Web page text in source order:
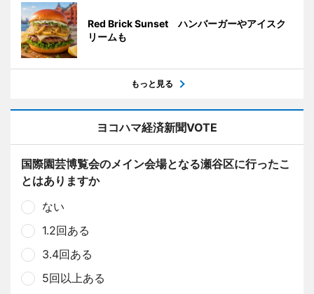
Red Brick Sunset ハンバーガーやアイスク
リームも
もっと見る
ヨコハマ経済新聞VOTE
国際園芸博覧会のメイン会場となる瀬谷区に行ったこ
とはありますか
ない
1.2回ある
3.4回ある
5回以上ある